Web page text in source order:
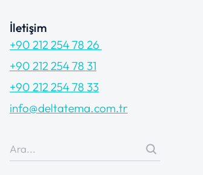
İletişim
+90 212 254 78 26
+90 212 254 78 31
+90 212 254 78 33
info@deltatema.com.tr